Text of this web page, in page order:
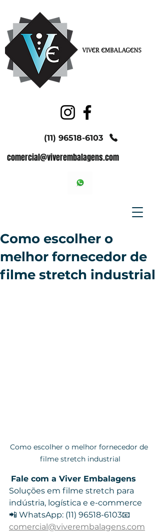
(11) 96518-6103
comercial@viverembalagens.com
Como escolher o
melhor fornecedor de
filme stretch industrial
Como escolher o melhor fornecedor de
filme stretch industrial
Fale com a Viver Embalagens
Soluções em filme stretch para
indústria, logística e e-commerce
📲 WhatsApp: (11) 96518-6103📧
comercial@viverembalagens.com